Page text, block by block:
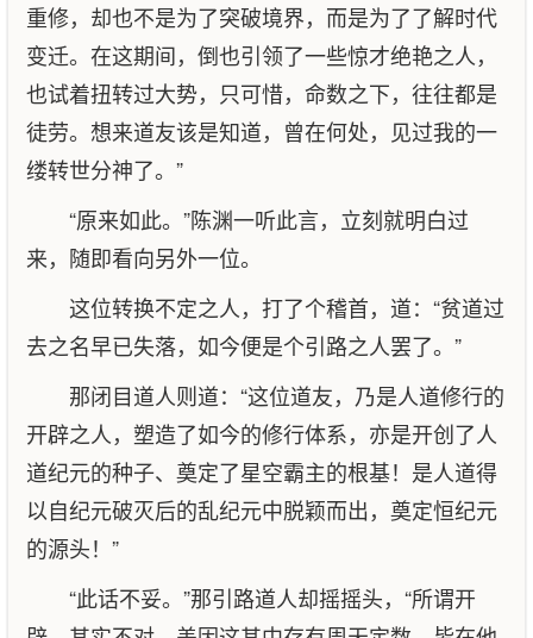
重修，却也不是为了突破境界，而是为了了解时代
变迁。在这期间，倒也引领了一些惊才绝艳之人，
也试着扭转过大势，只可惜，命数之下，往往都是
徒劳。想来道友该是知道，曾在何处，见过我的一
缕转世分神了。”
“原来如此。”陈渊一听此言，立刻就明白过
来，随即看向另外一位。
这位转换不定之人，打了个稽首，道：“贫道过
去之名早已失落，如今便是个引路之人罢了。”
那闭目道人则道：“这位道友，乃是人道修行的
开辟之人，塑造了如今的修行体系，亦是开创了人
道纪元的种子、奠定了星空霸主的根基！是人道得
以自纪元破灭后的乱纪元中脱颖而出，奠定恒纪元
的源头！”
“此话不妥。”那引路道人却摇摇头，“所谓开